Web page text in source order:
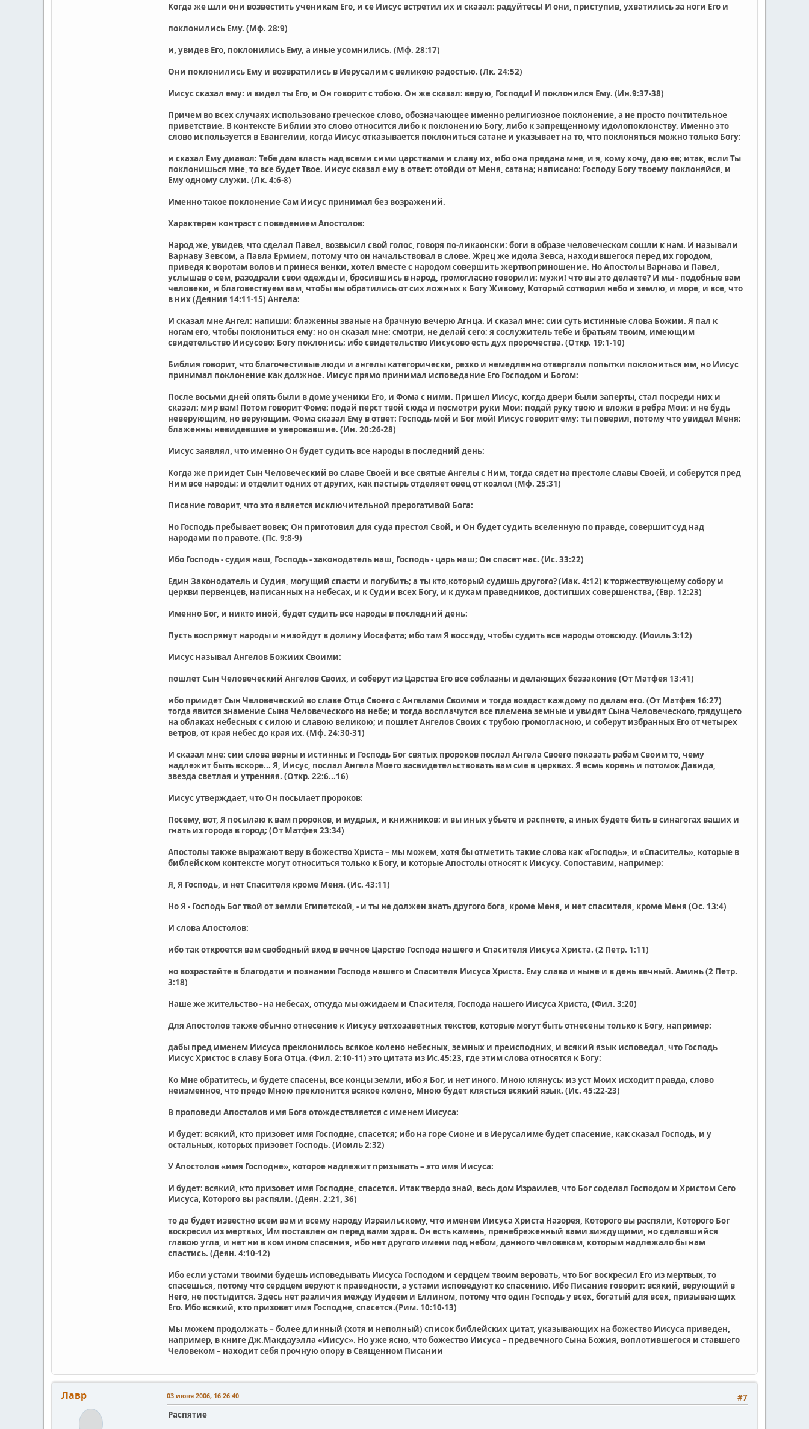
Когда же шли они возвестить ученикам Его, и се Иисус встретил их и сказал: радуйтесь! И они, приступив, ухватились за ноги Его и
поклонились Ему. (Мф. 28:9)
и, увидев Его, поклонились Ему, а иные усомнились. (Мф. 28:17)
Они поклонились Ему и возвратились в Иерусалим с великою радостью. (Лк. 24:52)
Иисус сказал ему: и видел ты Его, и Он говорит с тобою. Он же сказал: верую, Господи! И поклонился Ему. (Ин.9:37-38)
Причем во всех случаях использовано греческое слово, обозначающее именно религиозное поклонение, а не просто почтительное
приветствие. В контексте Библии это слово относится либо к поклонению Богу, либо к запрещенному идолопоклонству. Именно это
слово используется в Евангелии, когда Иисус отказывается поклониться сатане и указывает на то, что поклоняться можно только Богу:
и сказал Ему диавол: Тебе дам власть над всеми сими царствами и славу их, ибо она предана мне, и я, кому хочу, даю ее; итак, если Ты
поклонишься мне, то все будет Твое. Иисус сказал ему в ответ: отойди от Меня, сатана; написано: Господу Богу твоему поклоняйся, и
Ему одному служи. (Лк. 4:6-8)
Именно такое поклонение Сам Иисус принимал без возражений.
Характерен контраст с поведением Апостолов:
Народ же, увидев, что сделал Павел, возвысил свой голос, говоря по-ликаонски: боги в образе человеческом сошли к нам. И называли
Варнаву Зевсом, а Павла Ермием, потому что он начальствовал в слове. Жрец же идола Зевса, находившегося перед их городом,
приведя к воротам волов и принеся венки, хотел вместе с народом совершить жертвоприношение. Но Апостолы Варнава и Павел,
услышав о сем, разодрали свои одежды и, бросившись в народ, громогласно говорили: мужи! что вы это делаете? И мы - подобные вам
человеки, и благовествуем вам, чтобы вы обратились от сих ложных к Богу Живому, Который сотворил небо и землю, и море, и все, что
в них (Деяния 14:11-15) Ангела:
И сказал мне Ангел: напиши: блаженны званые на брачную вечерю Агнца. И сказал мне: сии суть истинные слова Божии. Я пал к
ногам его, чтобы поклониться ему; но он сказал мне: смотри, не делай сего; я сослужитель тебе и братьям твоим, имеющим
свидетельство Иисусово; Богу поклонись; ибо свидетельство Иисусово есть дух пророчества. (Откр. 19:1-10)
Библия говорит, что благочестивые люди и ангелы категорически, резко и немедленно отвергали попытки поклониться им, но Иисус
принимал поклонение как должное. Иисус прямо принимал исповедание Его Господом и Богом:
После восьми дней опять были в доме ученики Его, и Фома с ними. Пришел Иисус, когда двери были заперты, стал посреди них и
сказал: мир вам! Потом говорит Фоме: подай перст твой сюда и посмотри руки Мои; подай руку твою и вложи в ребра Мои; и не будь
неверующим, но верующим. Фома сказал Ему в ответ: Господь мой и Бог мой! Иисус говорит ему: ты поверил, потому что увидел Меня;
блаженны невидевшие и уверовавшие. (Ин. 20:26-28)
Иисус заявлял, что именно Он будет судить все народы в последний день:
Когда же приидет Сын Человеческий во славе Своей и все святые Ангелы с Ним, тогда сядет на престоле славы Своей, и соберутся пред
Ним все народы; и отделит одних от других, как пастырь отделяет овец от козлол (Мф. 25:31)
Писание говорит, что это является исключительной прерогативой Бога:
Но Господь пребывает вовек; Он приготовил для суда престол Свой, и Он будет судить вселенную по правде, совершит суд над
народами по правоте. (Пс. 9:8-9)
Ибо Господь - судия наш, Господь - законодатель наш, Господь - царь наш; Он спасет нас. (Ис. 33:22)
Един Законодатель и Судия, могущий спасти и погубить; а ты кто,который судишь другого? (Иак. 4:12) к торжествующему собору и
церкви первенцев, написанных на небесах, и к Судии всех Богу, и к духам праведников, достигших совершенства, (Евр. 12:23)
Именно Бог, и никто иной, будет судить все народы в последний день:
Пусть воспрянут народы и низойдут в долину Иосафата; ибо там Я воссяду, чтобы судить все народы отовсюду. (Иоиль 3:12)
Иисус называл Ангелов Божиих Своими:
пошлет Сын Человеческий Ангелов Своих, и соберут из Царства Его все соблазны и делающих беззаконие (От Матфея 13:41)
ибо приидет Сын Человеческий во славе Отца Своего с Ангелами Своими и тогда воздаст каждому по делам его. (От Матфея 16:27)
тогда явится знамение Сына Человеческого на небе; и тогда восплачутся все племена земные и увидят Сына Человеческого,грядущего
на облаках небесных с силою и славою великою; и пошлет Ангелов Своих с трубою громогласною, и соберут избранных Его от четырех
ветров, от края небес до края их. (Мф. 24:30-31)
И сказал мне: сии слова верны и истинны; и Господь Бог святых пророков послал Ангела Своего показать рабам Своим то, чему
надлежит быть вскоре... Я, Иисус, послал Ангела Моего засвидетельствовать вам сие в церквах. Я есмь корень и потомок Давида,
звезда светлая и утренняя. (Откр. 22:6...16)
Иисус утверждает, что Он посылает пророков:
Посему, вот, Я посылаю к вам пророков, и мудрых, и книжников; и вы иных убьете и распнете, а иных будете бить в синагогах ваших и
гнать из города в город; (От Матфея 23:34)
Апостолы также выражают веру в божество Христа – мы можем, хотя бы отметить такие слова как «Господь», и «Спаситель», которые в
библейском контексте могут относиться только к Богу, и которые Апостолы относят к Иисусу. Сопоставим, например:
Я, Я Господь, и нет Спасителя кроме Меня. (Ис. 43:11)
Но Я - Господь Бог твой от земли Египетской, - и ты не должен знать другого бога, кроме Меня, и нет спасителя, кроме Меня (Ос. 13:4)
И слова Апостолов:
ибо так откроется вам свободный вход в вечное Царство Господа нашего и Спасителя Иисуса Христа. (2 Петр. 1:11)
но возрастайте в благодати и познании Господа нашего и Спасителя Иисуса Христа. Ему слава и ныне и в день вечный. Аминь (2 Петр.
3:18)
Наше же жительство - на небесах, откуда мы ожидаем и Спасителя, Господа нашего Иисуса Христа, (Фил. 3:20)
Для Апостолов также обычно отнесение к Иисусу ветхозаветных текстов, которые могут быть отнесены только к Богу, например:
дабы пред именем Иисуса преклонилось всякое колено небесных, земных и преисподних, и всякий язык исповедал, что Господь
Иисус Христос в славу Бога Отца. (Фил. 2:10-11) это цитата из Ис.45:23, где этим слова относятся к Богу:
Ко Мне обратитесь, и будете спасены, все концы земли, ибо я Бог, и нет иного. Мною клянусь: из уст Моих исходит правда, слово
неизменное, что предо Мною преклонится всякое колено, Мною будет клясться всякий язык. (Ис. 45:22-23)
В проповеди Апостолов имя Бога отождествляется с именем Иисуса:
И будет: всякий, кто призовет имя Господне, спасется; ибо на горе Сионе и в Иерусалиме будет спасение, как сказал Господь, и у
остальных, которых призовет Господь. (Иоиль 2:32)
У Апостолов «имя Господне», которое надлежит призывать – это имя Иисуса:
И будет: всякий, кто призовет имя Господне, спасется. Итак твердо знай, весь дом Израилев, что Бог соделал Господом и Христом Сего
Иисуса, Которого вы распяли. (Деян. 2:21, 36)
то да будет известно всем вам и всему народу Израильскому, что именем Иисуса Христа Назорея, Которого вы распяли, Которого Бог
воскресил из мертвых, Им поставлен он перед вами здрав. Он есть камень, пренебреженный вами зиждущими, но сделавшийся
главою угла, и нет ни в ком ином спасения, ибо нет другого имени под небом, данного человекам, которым надлежало бы нам
спастись. (Деян. 4:10-12)
Ибо если устами твоими будешь исповедывать Иисуса Господом и сердцем твоим веровать, что Бог воскресил Его из мертвых, то
спасешься, потому что сердцем веруют к праведности, а устами исповедуют ко спасению. Ибо Писание говорит: всякий, верующий в
Него, не постыдится. Здесь нет различия между Иудеем и Еллином, потому что один Господь у всех, богатый для всех, призывающих
Его. Ибо всякий, кто призовет имя Господне, спасется.(Рим. 10:10-13)
Мы можем продолжать – более длинный (хотя и неполный) список библейских цитат, указывающих на божество Иисуса приведен,
например, в книге Дж.Макдауэлла «Иисус». Но уже ясно, что божество Иисуса – предвечного Сына Божия, воплотившегося и ставшего
Человеком – находит себя прочную опору в Священном Писании
Лавр #7
03 июня 2006, 16:26:40
Распятие